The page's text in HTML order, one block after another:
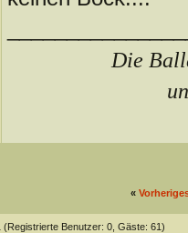
Die
«
(Registrierte Benutzer: 0, Gäste: 61)